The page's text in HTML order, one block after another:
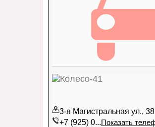
3-я Магистральная ул.,
+7 (925) 0...Показать